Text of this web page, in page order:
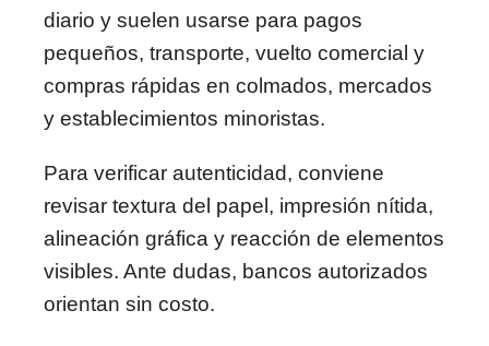
diario y suelen usarse para pagos
pequeños, transporte, vuelto comercial y
compras rápidas en colmados, mercados
y establecimientos minoristas.
Para verificar autenticidad, conviene
revisar textura del papel, impresión nítida,
alineación gráfica y reacción de elementos
visibles. Ante dudas, bancos autorizados
orientan sin costo.